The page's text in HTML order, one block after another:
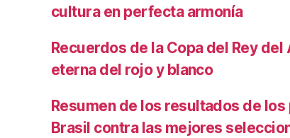
cultura en perfecta armonía
Recuerdos de la Copa del Rey
eterna del rojo y blanco
Resumen de los resultados de
Brasil contra las mejores